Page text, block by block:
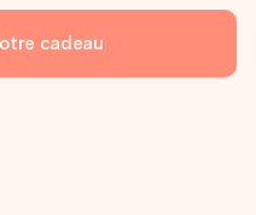
cadeau